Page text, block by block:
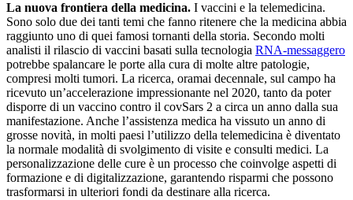
La nuova frontiera della medicina. I vaccini e la telemedicina.
Sono solo due dei tanti temi che fanno ritenere che la medicina abbia
raggiunto uno di quei famosi tornanti della storia. Secondo molti
analisti il rilascio di vaccini basati sulla tecnologia RNA-messaggero
potrebbe spalancare le porte alla cura di molte altre patologie,
compresi molti tumori. La ricerca, oramai decennale, sul campo ha
ricevuto un’accelerazione impressionante nel 2020, tanto da poter
disporre di un vaccino contro il covSars 2 a circa un anno dalla sua
manifestazione. Anche l’assistenza medica ha vissuto un anno di
grosse novità, in molti paesi l’utilizzo della telemedicina è diventato
la normale modalità di svolgimento di visite e consulti medici. La
personalizzazione delle cure è un processo che coinvolge aspetti di
formazione e di digitalizzazione, garantendo risparmi che possono
trasformarsi in ulteriori fondi da destinare alla ricerca.